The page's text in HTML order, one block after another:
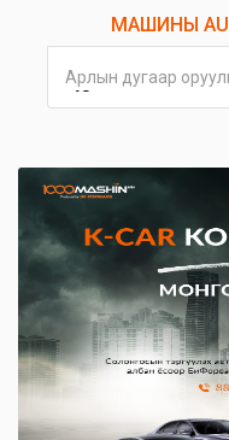
МАШИНЫ
Арлын дугаар